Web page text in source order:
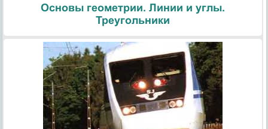
Основы геометрии. Линии и углы.
Треугольники